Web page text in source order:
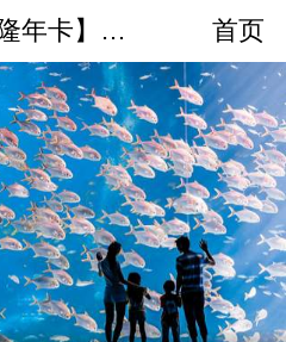
【珠海长隆年卡】海洋王国年卡电子票 首页